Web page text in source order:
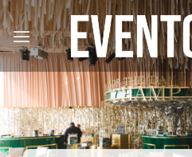
Saltar
al
contenido